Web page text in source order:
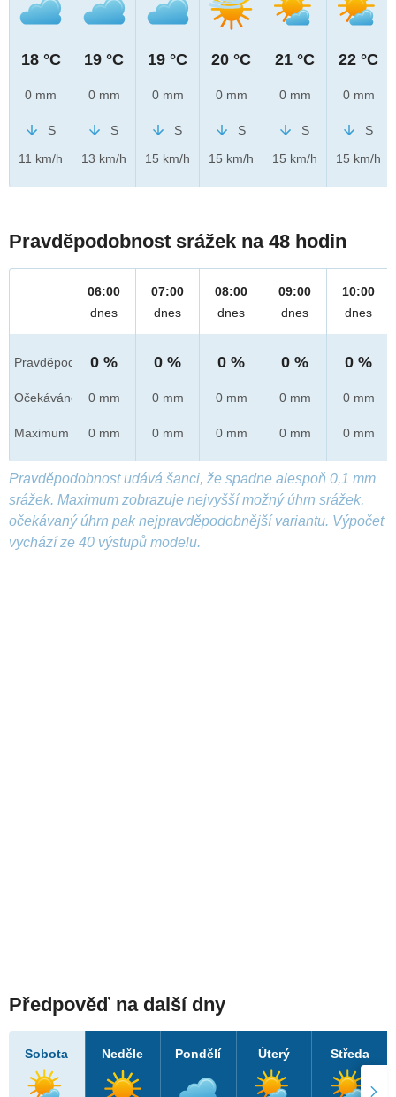
18 °C
0 mm
S
11 km/h
19 °C
0 mm
S
13 km/h
19 °C
0 mm
S
15 km/h
20 °C
0 mm
S
15 km/h
21 °C
0 mm
S
15 km/h
22 °C
0 mm
S
15 km/h
Pravděpodobnost srážek na 48 hodin
Pravděpod.
Očekáváno
Maximum
06:00
dnes
0 %
0 mm
0 mm
07:00
dnes
0 %
0 mm
0 mm
08:00
dnes
0 %
0 mm
0 mm
09:00
dnes
0 %
0 mm
0 mm
10:00
dnes
0 %
0 mm
0 mm
Pravděpodobnost udává šanci, že spadne alespoň 0,1 mm
srážek. Maximum zobrazuje nejvyšší možný úhrn srážek,
očekávaný úhrn pak nejpravděpodobnější variantu. Výpočet
vychází ze 40 výstupů modelu.
Předpověď na další dny
Sobota Neděle Pondělí Úterý Středa